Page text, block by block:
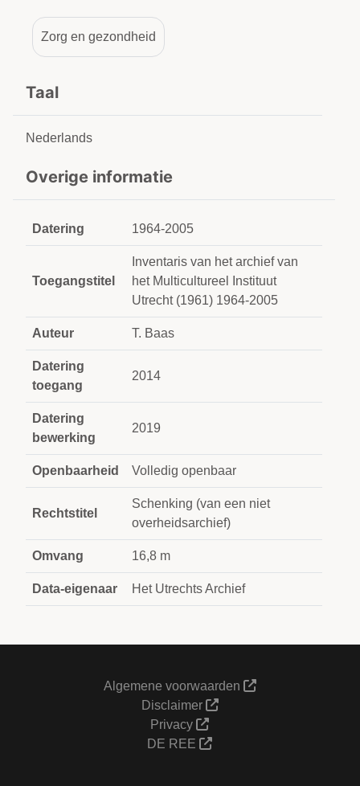
Zorg en gezondheid
Taal
Nederlands
Overige informatie
Datering 1964-2005
Toegangstitel
Inventaris van het archief van
het Multicultureel Instituut
Utrecht (1961) 1964-2005
Auteur T. Baas
Datering
toegang
2014
Datering
bewerking
2019
Openbaarheid Volledig openbaar
Rechtstitel
Schenking (van een niet
overheidsarchief)
Omvang 16,8 m
Data-eigenaar Het Utrechts Archief
Algemene voorwaarden
Disclaimer
Privacy
DE REE